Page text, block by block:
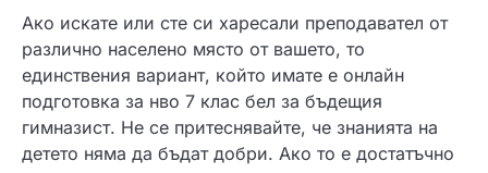
Ако искате или сте си харесали преподавател от
различно населено място от вашето, то
единствения вариант, който имате е онлайн
подготовка за нво 7 клас бел за бъдещия
гимназист. Не се притеснявайте, че знанията на
детето няма да бъдат добри. Ако то е достатъчно